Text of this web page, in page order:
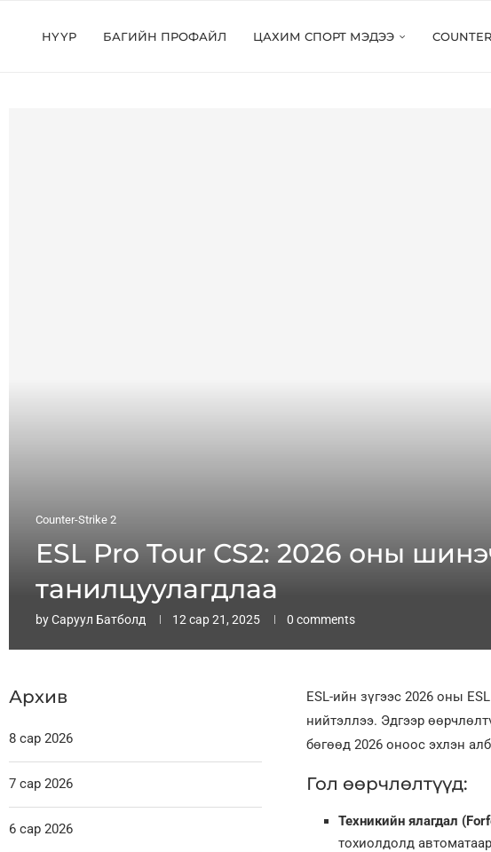
НҮҮР БАГИЙН ПРОФАЙЛ ЦАХИМ СПОРТ МЭДЭЭ
Counter-Strike 2
ESL Pro Tour CS2: 2026 оны
танилцуулагдлаа
byСаруул Батболд 12 сар 21, 2025 0 comments
ESL-ийн зүгээс 2026 оны
нийтэллээ. Эдгээр
бөгөөд 2026 оноос эхлэн
Гол өөрчлөлтүүд:
Техникийн ялагдал
тохиолдолд
Архив
8 сар 2026
7 сар 2026
6 сар 2026